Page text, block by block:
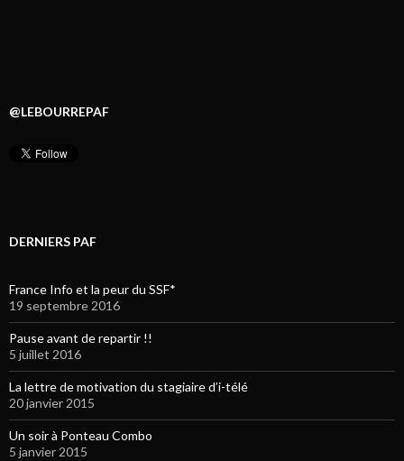
@LEBOURREPAF
DERNIERS PAF
France Info et la peur du SSF*
19 septembre 2016
Pause avant de repartir !!
5 juillet 2016
La lettre de motivation du stagiaire d’i-télé
20 janvier 2015
Un soir à Ponteau Combo
5 janvier 2015